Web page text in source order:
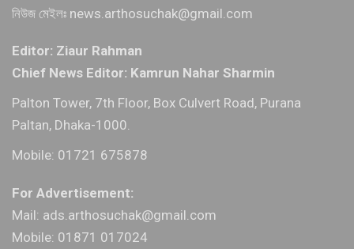
নিউজ মেইলঃ news.arthosuchak@gmail.com
Editor: Ziaur Rahman
Chief News Editor: Kamrun Nahar Sharmin
Palton Tower, 7th Floor, Box Culvert Road, Purana
Paltan, Dhaka-1000.
Mobile: 01721 675878
For Advertisement:
Mail: ads.arthosuchak@gmail.com
Mobile: 01871 017024